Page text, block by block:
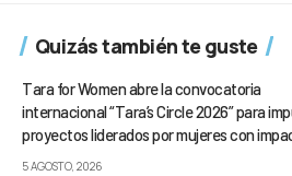
Quizás también te guste
Tara for Women abre la convocatoria
internacional “Tara’s Circle 2026” para
proyectos liderados por mujeres con
5 AGOSTO, 2026